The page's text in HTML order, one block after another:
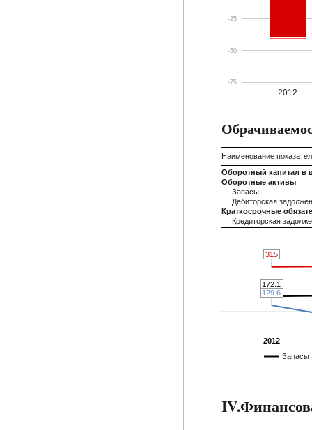
2012
-75
-50
-25
Наименование
Оборотный капитал в
Оборотные активы
Запасы
Дебиторская
Краткосрочные
Кредиторская
Запасы
2012
172.1
172.1
129.6
129.6
315
315